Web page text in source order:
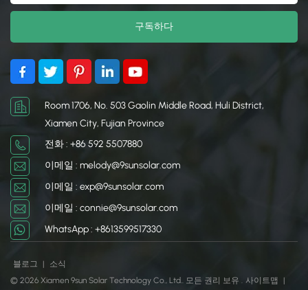
고효율적인 솔루션을 제공
는 수경재배용 태양광 프로
젝트에 간편하고 비용 효율
적이며 효율적인 솔루션을
Room 1706, No. 503 Gaolin Middle Road, Huli District,
Xiamen City, Fujian Province
전화 : +86 592 5507880
이메일 : melody@9sunsolar.com
이메일 : exp@9sunsolar.com
이메일 : connie@9sunsolar.com
WhatsApp : +8613599517330
블로그 |
소식
© 2026 Xiamen 9sun Solar Technology Co., Ltd.. 모든 권리 보유 . 사이트맵 |